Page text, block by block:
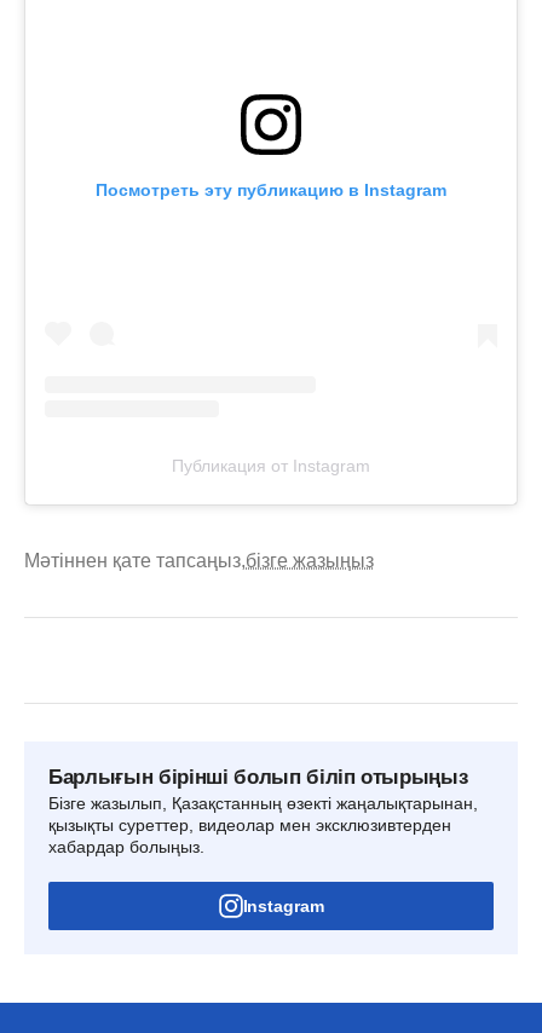
Посмотреть эту публикацию в Instagram
Публикация от Instagram
Мәтіннен қате тапсаңыз,бізге жазыңыз
Барлығын бірінші болып біліп отырыңыз
Бізге жазылып, Қазақстанның өзекті жаңалықтарынан,
қызықты суреттер, видеолар мен эксклюзивтерден
хабардар болыңыз.
Instagram